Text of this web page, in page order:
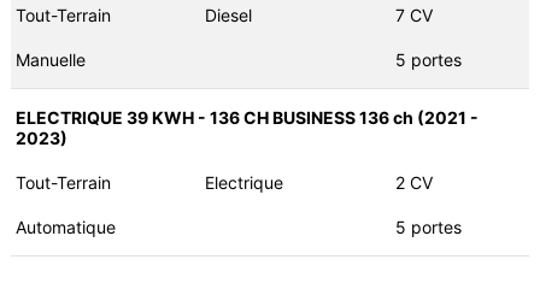
Tout-Terrain Diesel 7 CV
Manuelle 5 portes
ELECTRIQUE 39 KWH - 136 CH BUSINESS 136 ch (2021 -
2023)
Tout-Terrain Electrique 2 CV
Automatique 5 portes